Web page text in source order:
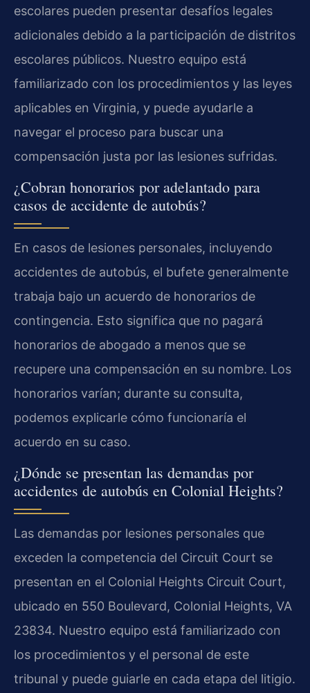
escolares pueden presentar desafíos legales
adicionales debido a la participación de distritos
escolares públicos. Nuestro equipo está
familiarizado con los procedimientos y las leyes
aplicables en Virginia, y puede ayudarle a
navegar el proceso para buscar una
compensación justa por las lesiones sufridas.
¿Cobran honorarios por adelantado para
casos de accidente de autobús?
En casos de lesiones personales, incluyendo
accidentes de autobús, el bufete generalmente
trabaja bajo un acuerdo de honorarios de
contingencia. Esto significa que no pagará
honorarios de abogado a menos que se
recupere una compensación en su nombre. Los
honorarios varían; durante su consulta,
podemos explicarle cómo funcionaría el
acuerdo en su caso.
¿Dónde se presentan las demandas por
accidentes de autobús en Colonial Heights?
Las demandas por lesiones personales que
exceden la competencia del Circuit Court se
presentan en el Colonial Heights Circuit Court,
ubicado en 550 Boulevard, Colonial Heights, VA
23834. Nuestro equipo está familiarizado con
los procedimientos y el personal de este
tribunal y puede guiarle en cada etapa del litigio.